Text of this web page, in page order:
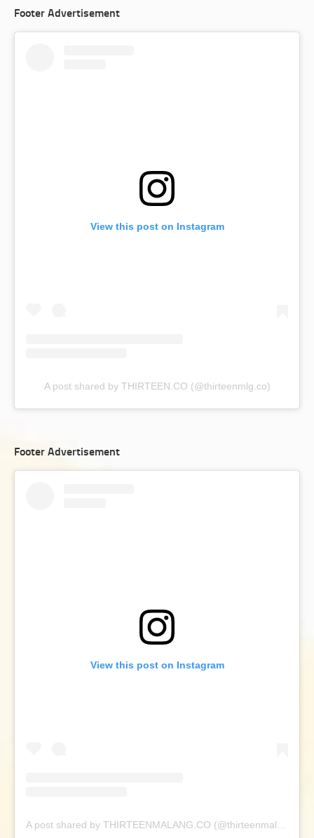
Footer Advertisement
View this post on Instagram
A post shared by THIRTEEN.CO (@thirteenmlg.co)
Footer Advertisement
View this post on Instagram
A post shared by THIRTEENMALANG.CO (@thirteenmalang.co)